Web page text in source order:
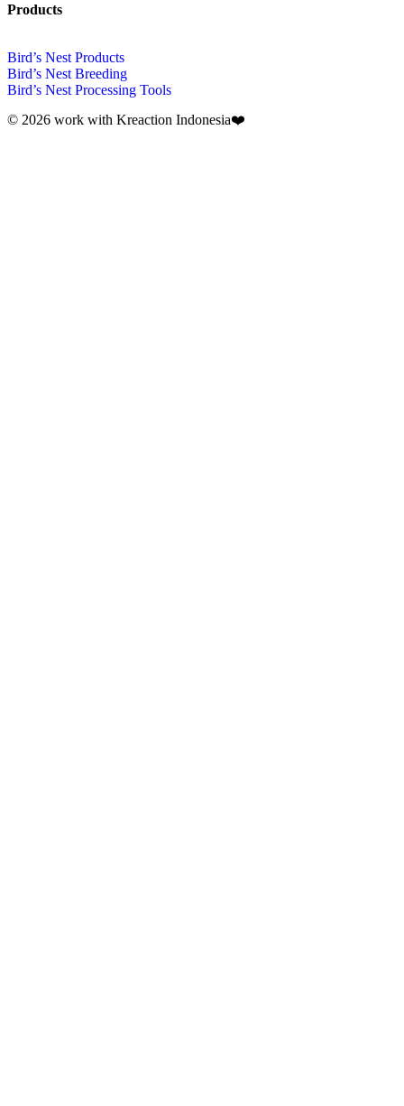
Products
Bird’s Nest Products
Bird’s Nest Breeding
Bird’s Nest Processing Tools
© 2026 work with Kreaction Indonesia❤️